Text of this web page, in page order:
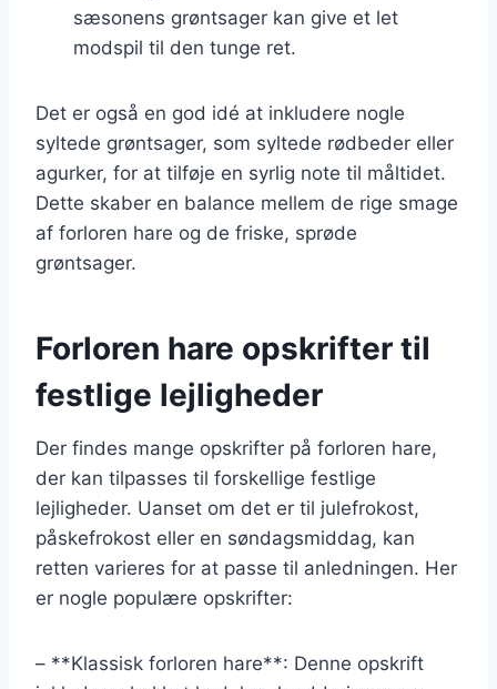
sæsonens grøntsager kan give et let
modspil til den tunge ret.
Det er også en god idé at inkludere nogle
syltede grøntsager, som syltede rødbeder eller
agurker, for at tilføje en syrlig note til måltidet.
Dette skaber en balance mellem de rige smage
af forloren hare og de friske, sprøde
grøntsager.
Forloren hare opskrifter til
festlige lejligheder
Der findes mange opskrifter på forloren hare,
der kan tilpasses til forskellige festlige
lejligheder. Uanset om det er til julefrokost,
påskefrokost eller en søndagsmiddag, kan
retten varieres for at passe til anledningen. Her
er nogle populære opskrifter:
– **Klassisk forloren hare**: Denne opskrift